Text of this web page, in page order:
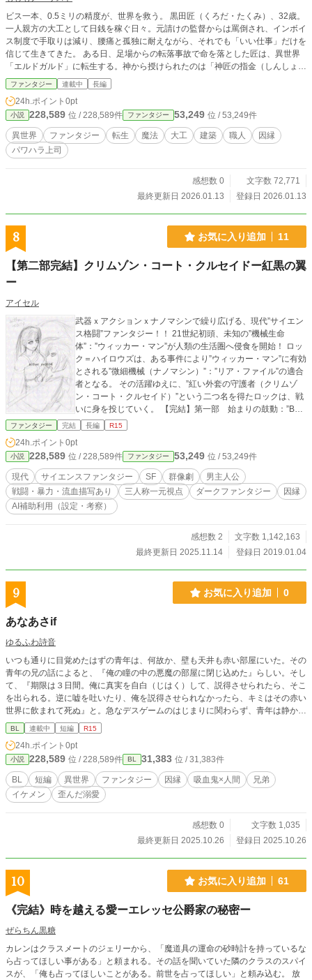
ビス一本、0.5ミリの精度が、世界を救う。 黒田匠（くろだ・たくみ）、32歳。
一人親方の大工として日銭を稼ぐ日々。元請けの監督からは罵倒され、インボイ
ス制度で手取りは減り、腰痛と孤独に耐えながら、それでも「いい仕事」だけを
信じて生きてきた。 ある日、足場からの転落事故で命を落とした匠は、異世界
「エルドガルド」に転生する。神から授けられたのは「神匠の指金（しんしょう
のさしがね）」——あらゆる建造物の構造・欠陥・最適解が「見える」チート能
力だった。 魔王軍の侵攻で荒廃した辺境の村に流れ着いた匠は、その技術で防
壁を築き、人々を救う。やがて彼の名は「建築聖人」として王国中に轟き始め
る。 だが、匠の前に現れたのは、かつて彼をパワハラで追い詰めた元請け監
督・蛭間（ひるま）。彼もまた異世界に転生し、敵国「ヴァルム帝国」の宮廷建
築士として暗躍していた。 神に選ばれた二人の建築者。一人は「人を守る城」
を、一人は「人を殺す兵器」を造る。ミリ単位の精度と、譲れぬ矜持を賭けた
ファンタジー 連載中 長編
24h.ポイント 0pt
小説 228,589 位 / 228,589件 ファンタジー 53,249 位 / 53,249件
異世界 ファンタジー 転生 魔法 大工 建築 職人
因縁
パワハラ上司
感想数 0
文字数 72,771
最終更新日 2026.01.13
登録日 2026.01.13
8 お気に入り追加 11
【第二部完結】クリムゾン・コート・クルセイドー紅黒の翼
ー
アイセル
武器ｘアクションｘナノマシンで繰り広げる、現代”サイエン
ス格闘”ファンタジー！！ 21世紀初頭、未知の”機械生命
体”：”ウィッカー・マン”が人類の生活圏へ侵食を開始！ ロッ
ク＝ハイロウズは、ある事件により”ウィッカー・マン”に有効
とされる”微細機械（ナノマシン）”：”リア・ファイル”の適合
者となる。 その活躍ゆえに、”紅い外套の守護者（クリムゾ
ン・コート・クルセイド）”という二つ名を得たロックは、戦
いに身を投じていく。 【完結】第一部 始まりの鼓動：”Begi
nning Beat” 世界で初めて”ウィッカー・マン”が確認されたカ
は、”ウィッカー・マン”を倒す技術を学ぶために留学してい
た。そんな彼女に命の危機が訪れた時、”紅い外套の守護者
（クリムゾン・コート・クルセイド）”こと、ロック＝ハイロ
ウズと邂逅を果たす。 【完結】第二部 平和たる軍靴：”The
Pedal Of Pax” バンクーバーの事件を解決した河上 サキ
は、対”ウィッカー・マン”用の民間軍事会社の契約社員として
場でサキの友人――原田 龍之助と出くわす。そんな彼を追
うロックとも、サキは唐突な再会を果たす。彼らの周囲で蠢
キの前に大いなる悪意が降臨する！ 注意）主人公はロックで
すが、物語の進行上、彼以外の人物の視点で描かれるシーン
れる人物、団体、法則に出来事は創作内のことであり、作中
人物の存命及び故人を問わず、国名・地名が存在していたと
しても、全くの偶然です。 ＊作中において法令に違反する等
の反社会的行為がありますが、物語上の表現であり、それら
を推奨する意図はありません。 ＊当作品及び作者に性別、思
想、人種、思想、宗教等のあらゆる差別・偏見の助長及び、
それらを肯定する意図は一切ありません。 ＊設定の矛盾確
認、科学考証に限りAIを使用しています ＊無断転載、AIを含
めたあらゆる二次利用を禁止します。 Do Not Reupload/Use
My Works For Any Purpose Including For AI!!
ファンタジー 完結 長編 R15
24h.ポイント 0pt
小説 228,589 位 / 228,589件 ファンタジー 53,249 位 / 53,249件
現代 サイエンスファンタジー SF 群像劇
男主人公
戦闘・暴力・流血描写あり
三人称一元視点 ダークファンタジー
因縁
AI補助利用（設定・考察）
感想数 2
文字数 1,142,163
最終更新日 2025.11.14
登録日 2019.01.04
9 お気に入り追加 0
あなあさif
ゆるふわ詩音
いつも通りに目覚めたはずの青年は、何故か、壁も天井も赤い部屋にいた。その
青年の兄の話によると、『俺の瞳の中の悪魔の部屋に閉じ込めた』らしい。そし
て、『期限は３日間。俺に真実を自白（じはく）して、説得させられたら、そこ
を出られる。逆に嘘を吐いたり、俺を説得させられなかったら、キミはその赤い
世界に飲まれて死ぬ』と。急なデスゲームのはじまりに関わらず、青年は静かに
承諾した。果たして、青年は生き残れるのか。そして、どんな説得をするの
か……愛のすれ違いに彼らは――。
BL 連載中 短編 R15
24h.ポイント 0pt
小説 228,589 位 / 228,589件 BL 31,383 位 / 31,383件
BL 短編 異世界 ファンタジー 因縁 吸血鬼×人間
兄弟
イケメン
歪んだ溺愛
感想数 0
文字数 1,035
最終更新日 2025.10.26
登録日 2025.10.26
10 お気に入り追加 61
《完結》時を越える愛ーエレッセ公爵家の秘密ー
ぜらちん黒糖
カレンはクラスメートのジェリーから、「魔道具の運命の砂時計を持っているな
ら占ってほしい事がある」と頼まれる。その話を聞いていた隣のクラスのスパイ
スが、「俺も占ってほしいことがある。前世を占ってほしい」と頼み込む。 放